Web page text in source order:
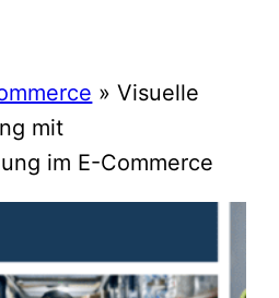
»Visuelle
mit
im E-Commerce